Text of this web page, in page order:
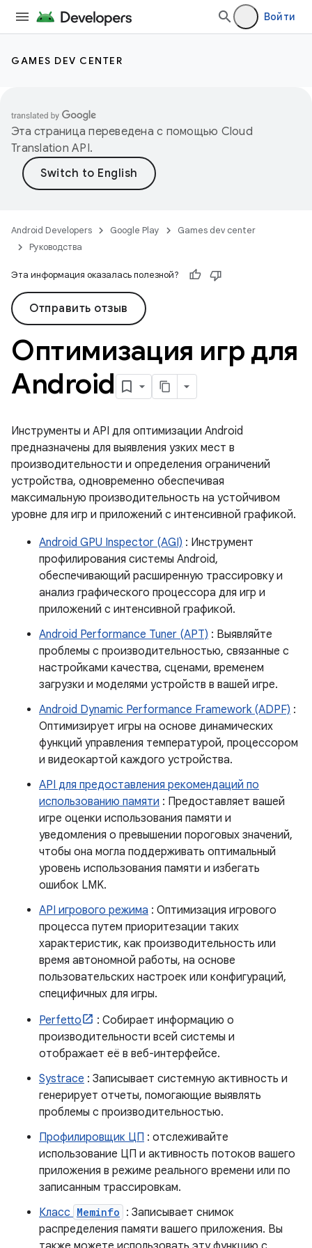
Войти
GAMES DEV CENTER
Эта страница переведена с помощью Cloud
Translation API.
Android Developers Google Play
Games dev center
Руководства
Эта информация оказалась полезной?
Отправить отзыв
Оптимизация игр для
Android
Инструменты и API для оптимизации Android
предназначены для выявления узких мест в
производительности и определения ограничений
устройства, одновременно обеспечивая
максимальную производительность на устойчивом
уровне для игр и приложений с интенсивной графикой.
Android GPU Inspector (AGI) : Инструмент
профилирования системы Android,
обеспечивающий расширенную трассировку и
анализ графического процессора для игр и
приложений с интенсивной графикой.
Android Performance Tuner (APT) : Выявляйте
проблемы с производительностью, связанные с
настройками качества, сценами, временем
загрузки и моделями устройств в вашей игре.
Android Dynamic Performance Framework (ADPF) :
Оптимизирует игры на основе динамических
функций управления температурой, процессором
и видеокартой каждого устройства.
API для предоставления рекомендаций по
использованию памяти : Предоставляет вашей
игре оценки использования памяти и
уведомления о превышении пороговых значений,
чтобы она могла поддерживать оптимальный
уровень использования памяти и избегать
ошибок LMK.
API игрового режима : Оптимизация игрового
процесса путем приоритезации таких
характеристик, как производительность или
время автономной работы, на основе
пользовательских настроек или конфигураций,
специфичных для игры.
Perfetto
: Собирает информацию о
производительности всей системы и
отображает её в веб-интерфейсе.
Systrace : Записывает системную активность и
генерирует отчеты, помогающие выявлять
проблемы с производительностью.
Профилировщик ЦП : отслеживайте
использование ЦП и активность потоков вашего
приложения в режиме реального времени или по
записанным трассировкам.
Класс Meminfo : Записывает снимок
распределения памяти вашего приложения. Вы